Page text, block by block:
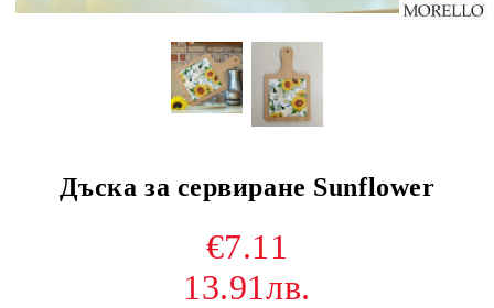
Дъска за сервиране Sunflower
€7.11
13.91лв.